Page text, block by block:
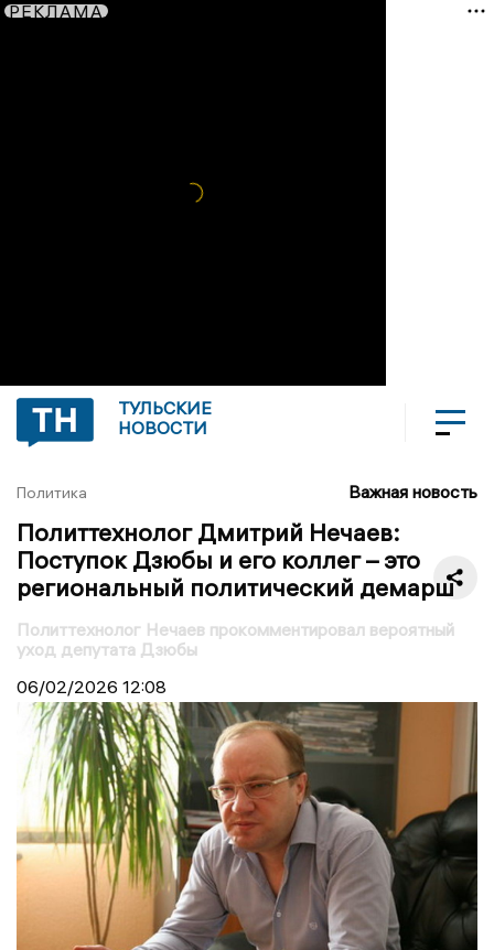
РЕКЛАМА
ТУЛЬСКИЕ
НОВОСТИ
Политика Важная новость
Политтехнолог Дмитрий Нечаев:
Поступок Дзюбы и его коллег – это
региональный политический демарш
Политтехнолог Нечаев прокомментировал вероятный
уход депутата Дзюбы
06/02/2026 12:08